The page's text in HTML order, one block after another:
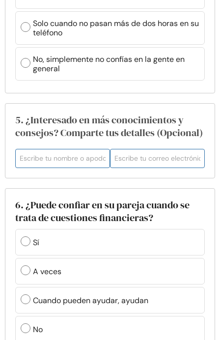
Solo cuando no pasan más de dos horas en su
teléfono
No, simplemente no confías en la gente en
general
5. ¿Interesado en más conocimientos y
consejos? Comparte tus detalles (Opcional)
6. ¿Puede confiar en su pareja cuando se
trata de cuestiones financieras?
Sí
A veces
Cuando pueden ayudar, ayudan
No